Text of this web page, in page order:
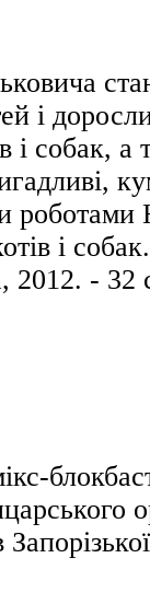
і
і собак,
роботами
і
2012. - 32